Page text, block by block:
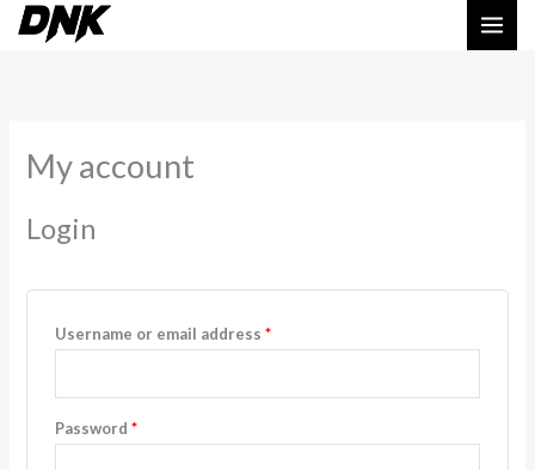
Skip
My account
Login
Username or email address*
Password*